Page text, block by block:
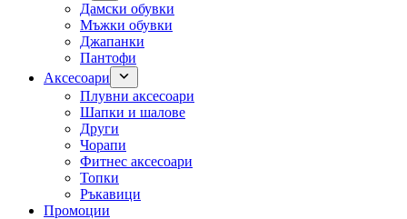
Дамски обувки
Мъжки обувки
Джапанки
Пантофи
Аксесоари
Плувни аксесоари
Шапки и шалове
Други
Чорапи
Фитнес аксесоари
Топки
Ръкавици
Промоции